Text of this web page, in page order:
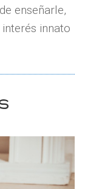
enseñarle,
innato